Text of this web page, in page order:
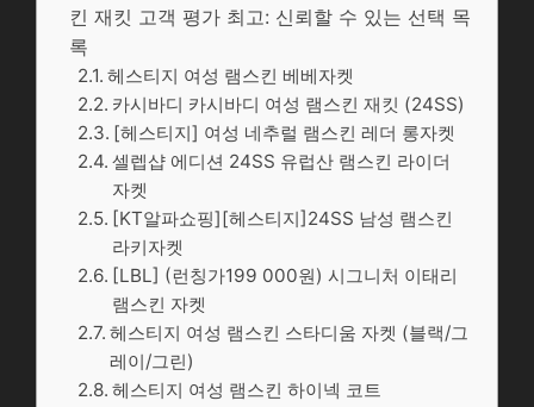
킨 재킷 고객 평가 최고: 신뢰할 수 있는 선택 목
록
헤스티지 여성 램스킨 베베자켓
카시바디 카시바디 여성 램스킨 재킷 (24SS)
[헤스티지] 여성 네추럴 램스킨 레더 롱자켓
셀렙샵 에디션 24SS 유럽산 램스킨 라이더
자켓
[KT알파쇼핑][헤스티지]24SS 남성 램스킨
라키자켓
[LBL] (런칭가199 000원) 시그니처 이태리
램스킨 자켓
헤스티지 여성 램스킨 스타디움 자켓 (블랙/그
레이/그린)
헤스티지 여성 램스킨 하이넥 코트